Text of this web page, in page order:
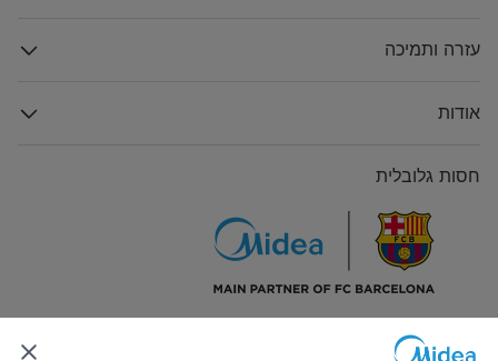
עזרה ותמיכה
אודות
חסות גלובלית